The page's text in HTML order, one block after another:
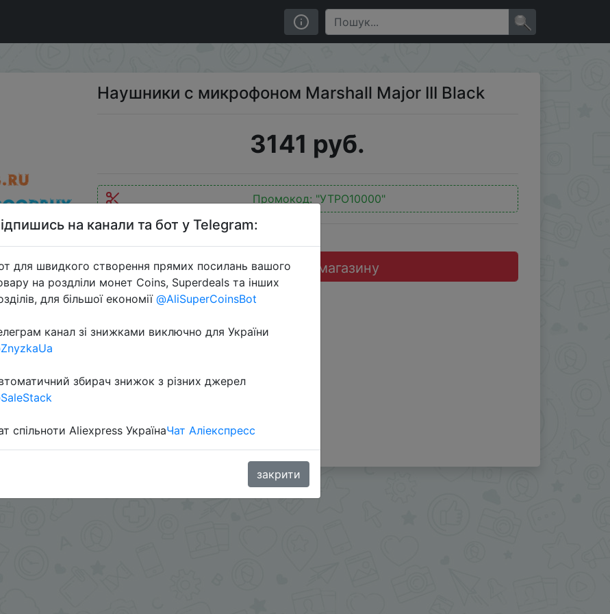
Major III Black
Наушники с микрофоном Marshall Major III Black
3141 руб.
Промокод: "УТРО10000"
Перейти до магазину
на канали та бот у Telegram:
для швидкого створення прямих посилань вашого
на роздліли монет Coins, Superdeals та інших
для більшої економії @AliSuperCoinsBot
канал зі знижками виключно для України
збирач знижок з різних джерел
спільноти Aliexpress УкраїнаЧат Аліекспресс
закрити